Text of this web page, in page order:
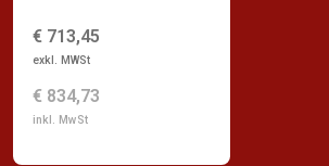
€ 713,45
exkl. MWSt
€ 834,73
inkl. MwSt